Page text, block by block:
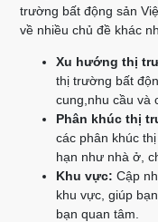
trường bất động sản
về nhiều chủ đề khác
Xu hướng thị
thị trường bất
cung,nhu cầu và
Phân khúc thị
các phân khúc
hạn như nhà ở,
Khu vực: Cập
khu vực, giúp
bạn quan tâm.